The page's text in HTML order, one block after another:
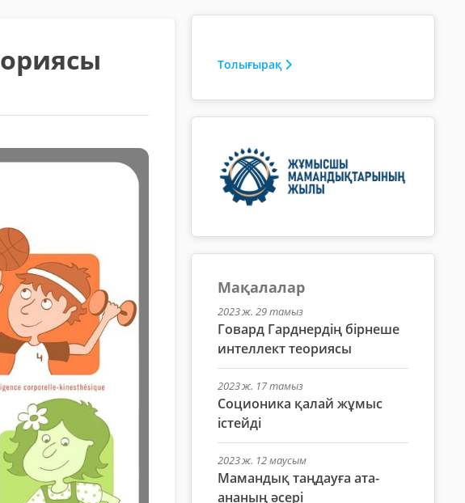
Толығырақ
Мақалалар
2023 ж. 29 тамыз
Говард Гарднердің бірнеше
интеллект теориясы
2023 ж. 17 тамыз
Соционика қалай жұмыс
істейді
2023 ж. 12 маусым
Мамандық таңдауға ата-
ананың әсері